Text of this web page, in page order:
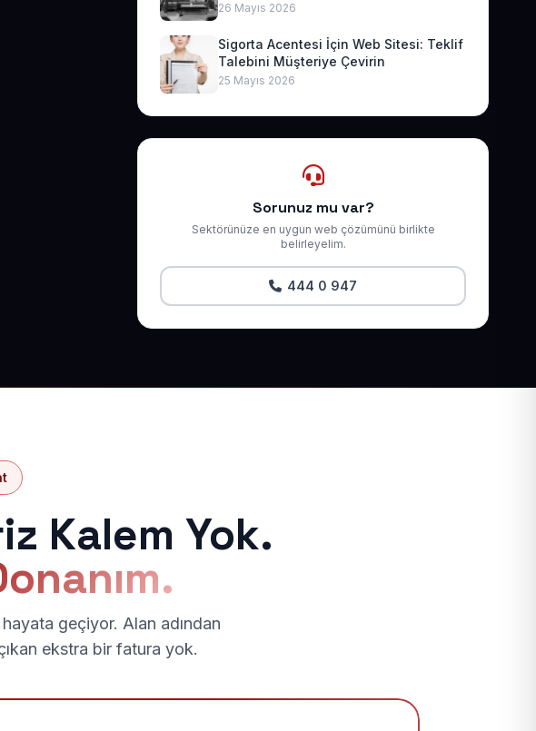
26 Mayıs 2026
Sigorta Acentesi İçin Web Sitesi: Teklif
Talebini Müşteriye Çevirin
25 Mayıs 2026
Sorunuz mu var?
Sektörünüze en uygun web çözümünü birlikte
belirleyelim.
444 0 947
Kalem Yok.
geçiyor. Alan adından
ekstra bir fatura yok.